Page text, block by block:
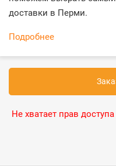
доставки в Перми.
Подробнее
Не хватает прав